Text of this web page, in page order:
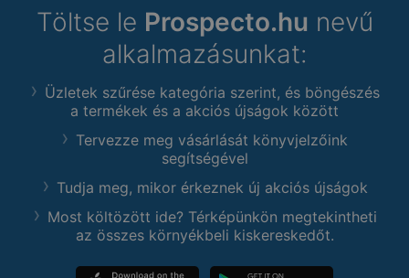
Töltse le Prospecto.hu nevű
alkalmazásunkat:
Üzletek szűrése kategória szerint, és böngészés
a termékek és a akciós újságok között
Tervezze meg vásárlását könyvjelzőink
segítségével
Tudja meg, mikor érkeznek új akciós újságok
Most költözött ide? Térképünkön megtekintheti
az összes környékbeli kiskereskedőt.